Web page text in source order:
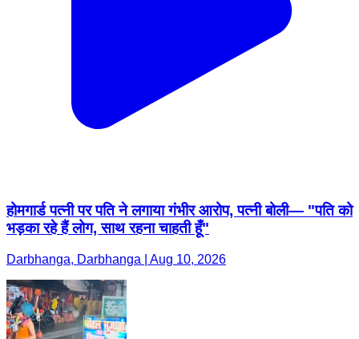
होमगार्ड पत्नी पर पति ने लगाया गंभीर आरोप, पत्नी बोली— "पति को
भड़का रहे हैं लोग, साथ रहना चाहती हूँ"
Darbhanga, Darbhanga | Aug 10, 2026